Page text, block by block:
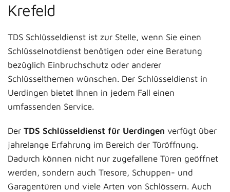
Krefeld
TDS Schlüsseldienst ist zur Stelle, wenn Sie einen
Schlüsselnotdienst benötigen oder eine Beratung
bezüglich Einbruchschutz oder anderer
Schlüsselthemen wünschen. Der Schlüsseldienst in
Uerdingen bietet Ihnen in jedem Fall einen
umfassenden Service.
Der TDS Schlüsseldienst für Uerdingen verfügt über
jahrelange Erfahrung im Bereich der Türöffnung.
Dadurch können nicht nur zugefallene Türen geöffnet
werden, sondern auch Tresore, Schuppen- und
Garagentüren und viele Arten von Schlössern. Auch